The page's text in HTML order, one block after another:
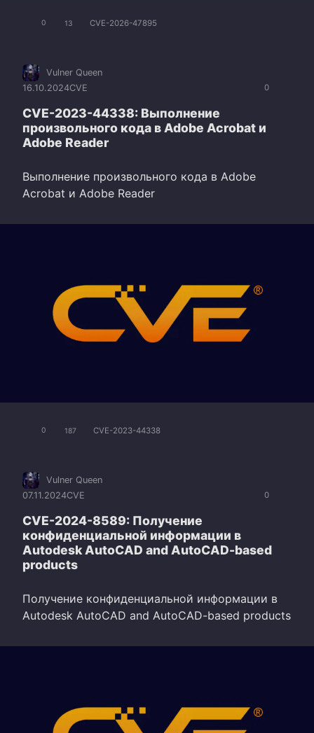
0 13 CVE-2026-47895
0
Vulner Queen
16.10.2024CVE
CVE-2023-44338: Выполнение
произвольного кода в Adobe Acrobat и
Adobe Reader
Выполнение произвольного кода в Adobe
Acrobat и Adobe Reader
0 187 CVE-2023-44338
0
Vulner Queen
07.11.2024CVE
CVE-2024-8589: Получение
конфиденциальной информации в
Autodesk AutoCAD and AutoCAD-based
products
Получение конфиденциальной информации в
Autodesk AutoCAD and AutoCAD-based products